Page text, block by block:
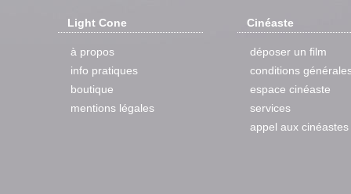
Light Cone
à propos
info pratiques
boutique
mentions légales
Cinéaste
déposer un film
conditions
espace cinéaste
services
appel aux cinéastes